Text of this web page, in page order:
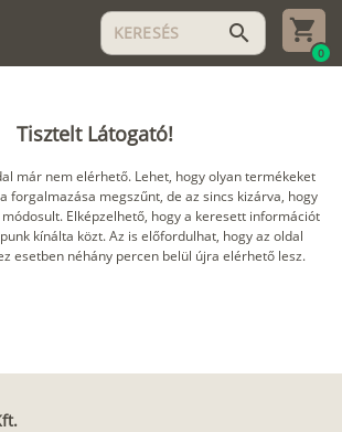
search
0
Tisztelt Látogató!
már nem elérhető. Lehet, hogy olyan termékeket
forgalmazása megszűnt, de az sincs kizárva, hogy
Elképzelhető, hogy a keresett információt
kínálta közt. Az is előfordulhat, hogy az oldal
esetben néhány percen belül újra elérhető lesz.